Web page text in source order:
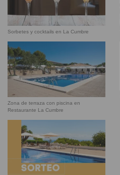
Sorbetes y cocktails en La Cumbre
Zona de terraza con piscina en
Restaurante La Cumbre